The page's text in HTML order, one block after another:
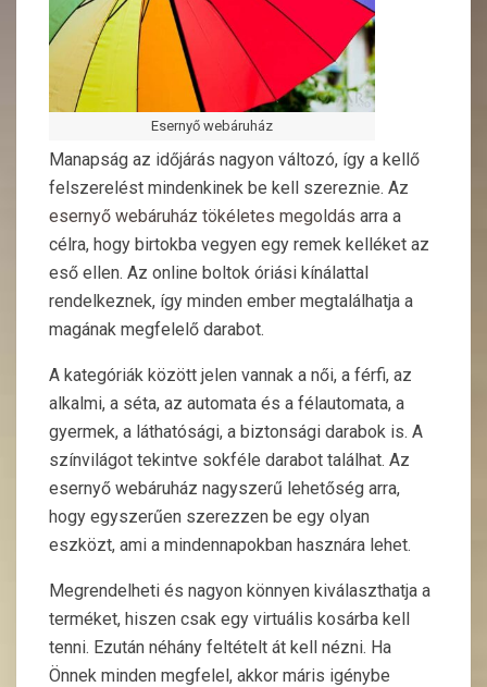
Esernyő webáruház
Manapság az időjárás nagyon változó, így a kellő
felszerelést mindenkinek be kell szereznie. Az
esernyő webáruház tökéletes megoldás arra a
célra, hogy birtokba vegyen egy remek kelléket az
eső ellen. Az online boltok óriási kínálattal
rendelkeznek, így minden ember megtalálhatja a
magának megfelelő darabot.
A kategóriák között jelen vannak a női, a férfi, az
alkalmi, a séta, az automata és a félautomata, a
gyermek, a láthatósági, a biztonsági darabok is. A
színvilágot tekintve sokféle darabot találhat. Az
esernyő webáruház nagyszerű lehetőség arra,
hogy egyszerűen szerezzen be egy olyan
eszközt, ami a mindennapokban hasznára lehet.
Megrendelheti és nagyon könnyen kiválaszthatja a
terméket, hiszen csak egy virtuális kosárba kell
tenni. Ezután néhány feltételt át kell nézni. Ha
Önnek minden megfelel, akkor máris igénybe